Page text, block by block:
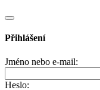
Přihlášení
Jméno nebo e-mail:
Heslo: